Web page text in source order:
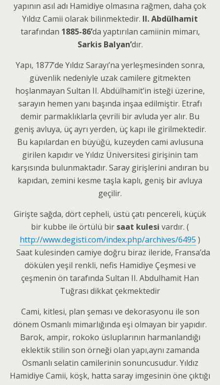
yapının asıl adı Hamidiye olmasına rağmen, daha çok
Yıldız Camii olarak bilinmektedir. II.Abdülhamit
tarafından 1885-86’da yaptırılan camiinin mimarı,
Sarkis Balyan’dır.
Yapı, 1877’de Yıldız Sarayı’na yerleşmesinden sonra,
güvenlik nedeniyle uzak camilere gitmekten
hoşlanmayan Sultan II. Abdülhamit’in isteği üzerine,
sarayın hemen yanı başında inşaa edilmiştir. Etrafı
demir parmaklıklarla çevrili bir avluda yer alır. Bu
geniş avluya, üç ayrı yerden, üç kapı ile girilmektedir.
Bu kapılardan en büyüğü, kuzeyden cami avlusuna
girilen kapıdır ve Yıldız Üniversitesi girişinin tam
karşısında bulunmaktadır. Saray girişlerini andıran bu
kapıdan, zemini kesme taşla kaplı, geniş bir avluya
geçilir.
Girişte sağda, dört cepheli, üstü çatı pencereli, küçük
bir kubbe ile örtülü bir saat kulesi vardır. (
http://www.degisti.com/index.php/archives/6495 )
Saat kulesinden camiye doğru biraz ileride, Fransa’da
dökülen yeşil renkli, nefis Hamidiye Çeşmesi ve
çeşmenin ön tarafında Sultan II. Abdulhamit Han
Tuğrası dikkat çekmektedir
Cami, kitlesi, plan şeması ve dekorasyonu ile son
dönem Osmanlı mimarlığında eşi olmayan bir yapıdır.
Barok, ampir, rokoko üsluplarının harmanlandığı
eklektik stilin son örneği olan yapı,aynı zamanda
Osmanlı selatin camilerinin sonuncusudur. Yıldız
Hamidiye Camii, köşk, hatta saray imgesinin öne çıktığı